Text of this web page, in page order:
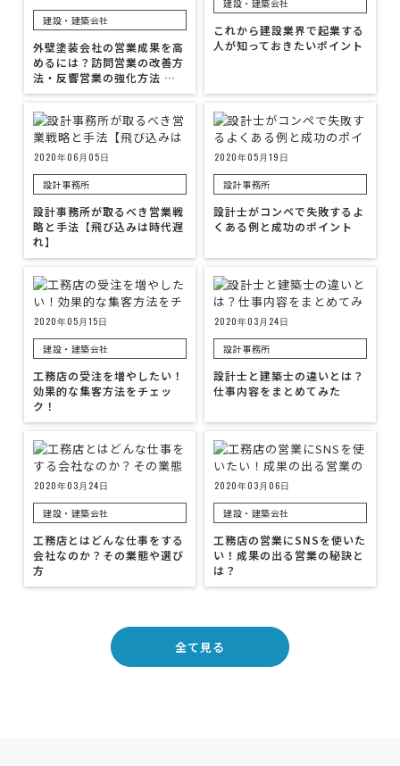
建設・建築会社
外壁塗装会社の営業成果を高
めるには？訪問営業の改善方
法・反響営業の強化方法 …
建設・建築会社
これから建設業界で起業する
人が知っておきたいポイント
2020年06月05日
設計事務所
設計事務所が取るべき営業戦
略と手法【飛び込みは時代遅
れ】
2020年05月19日
設計事務所
設計士がコンペで失敗するよ
くある例と成功のポイント
2020年05月15日
建設・建築会社
工務店の受注を増やしたい！
効果的な集客方法をチェッ
ク！
2020年03月24日
設計事務所
設計士と建築士の違いとは？
仕事内容をまとめてみた
2020年03月24日
建設・建築会社
工務店とはどんな仕事をする
会社なのか？その業態や選び
方
2020年03月06日
建設・建築会社
工務店の営業にSNSを使いた
い！成果の出る営業の秘訣と
は？
全て見る